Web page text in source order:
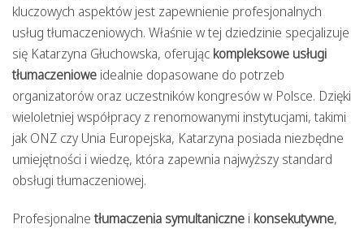
kluczowych aspektów jest zapewnienie profesjonalnych
usług tłumaczeniowych. Właśnie w tej dziedzinie specjalizuje
się Katarzyna Głuchowska, oferując kompleksowe usługi
tłumaczeniowe idealnie dopasowane do potrzeb
organizatorów oraz uczestników kongresów w Polsce. Dzięki
wieloletniej współpracy z renomowanymi instytucjami, takimi
jak ONZ czy Unia Europejska, Katarzyna posiada niezbędne
umiejętności i wiedzę, która zapewnia najwyższy standard
obsługi tłumaczeniowej.
Profesjonalnetłumaczenia symultaniczne i konsekutywne,